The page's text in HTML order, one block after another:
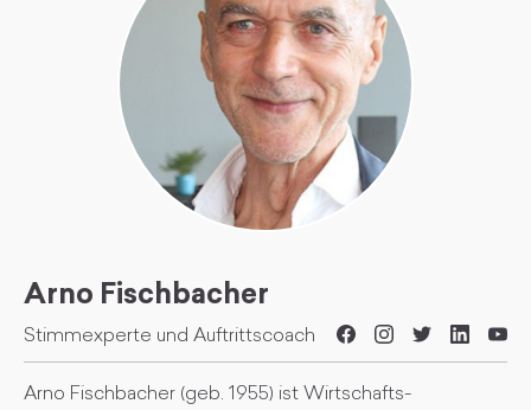
Arno Fischbacher
Stimmexperte und Auftrittscoach
Arno Fischbacher (geb. 1955) ist Wirtschafts-